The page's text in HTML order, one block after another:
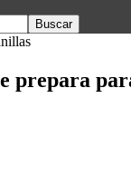
prepara